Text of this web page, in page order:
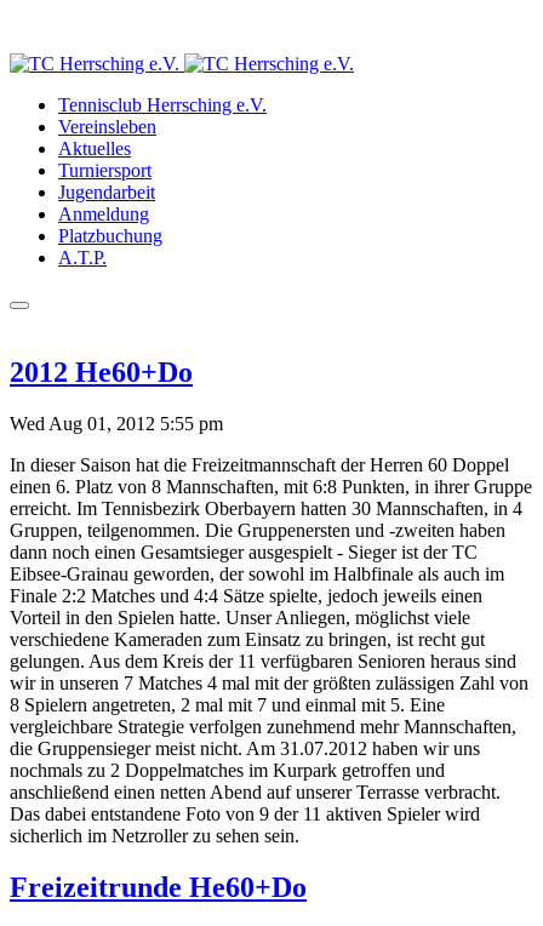
Tennisclub Herrsching e.V.
Vereinsleben
Aktuelles
Turniersport
Jugendarbeit
Anmeldung
Platzbuchung
A.T.P.
2012 He60+Do
Wed Aug 01, 2012 5:55 pm
In dieser Saison hat die Freizeitmannschaft der Herren 60 Doppel
einen 6. Platz von 8 Mannschaften, mit 6:8 Punkten, in ihrer Gruppe
erreicht. Im Tennisbezirk Oberbayern hatten 30 Mannschaften, in 4
Gruppen, teilgenommen. Die Gruppenersten und -zweiten haben
dann noch einen Gesamtsieger ausgespielt - Sieger ist der TC
Eibsee-Grainau geworden, der sowohl im Halbfinale als auch im
Finale 2:2 Matches und 4:4 Sätze spielte, jedoch jeweils einen
Vorteil in den Spielen hatte. Unser Anliegen, möglichst viele
verschiedene Kameraden zum Einsatz zu bringen, ist recht gut
gelungen. Aus dem Kreis der 11 verfügbaren Senioren heraus sind
wir in unseren 7 Matches 4 mal mit der größten zulässigen Zahl von
8 Spielern angetreten, 2 mal mit 7 und einmal mit 5. Eine
vergleichbare Strategie verfolgen zunehmend mehr Mannschaften,
die Gruppensieger meist nicht. Am 31.07.2012 haben wir uns
nochmals zu 2 Doppelmatches im Kurpark getroffen und
anschließend einen netten Abend auf unserer Terrasse verbracht.
Das dabei entstandene Foto von 9 der 11 aktiven Spieler wird
sicherlich im Netzroller zu sehen sein.
Freizeitrunde He60+Do